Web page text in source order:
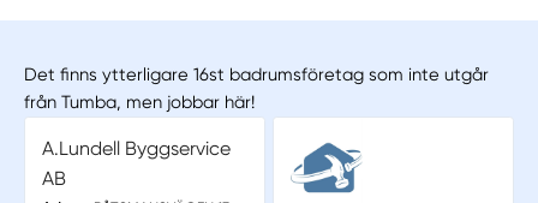
Det finns ytterligare 16st badrumsföretag som inte utgår
från Tumba, men jobbar här!
A.Lundell Byggservice
AB